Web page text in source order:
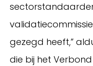
gezegd heeft,”
die bij het